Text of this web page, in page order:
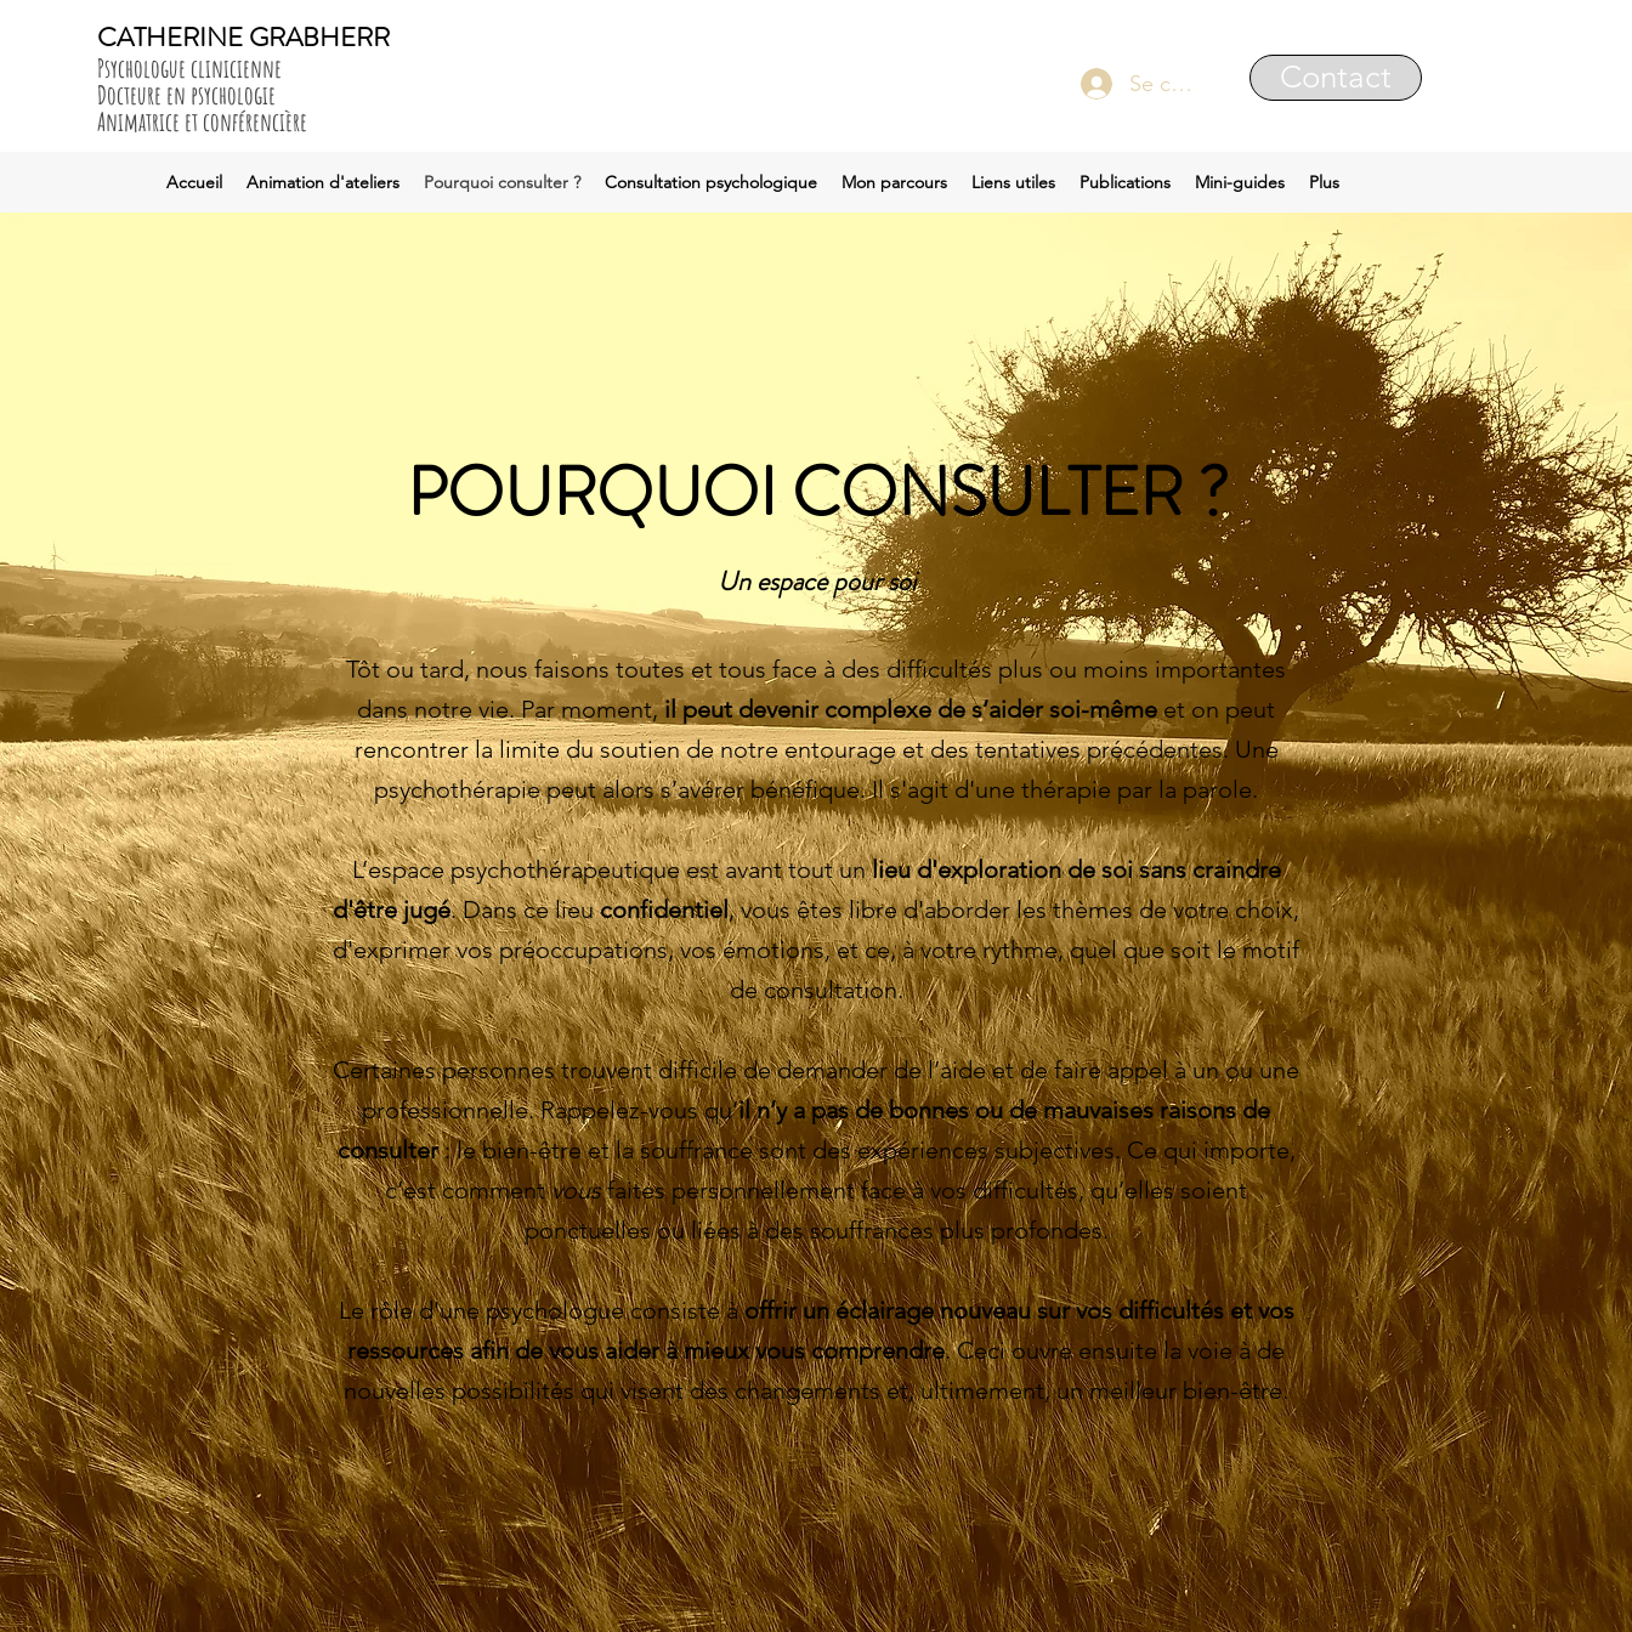
CATHERINE GRABHERR
Psychologue clinicienne
Docteure en psychologie
Animatrice et conférencière
Se connecter Contact
Accueil Animation d'ateliers Pourquoi consulter ? Consultation psychologique Mon parcours Liens utiles Publications Mini-guides Plus
POURQUOI CONSULTER ?
Un espace pour soi
Tôt ou tard, nous faisons toutes et tous face à des difficultés plus ou moins importantes
dans notre vie. Par moment,il peut devenir complexe de s’aider soi-même et on peut
rencontrer la limite du soutien de notre entourage et des tentatives précédentes. Une
psychothérapie peut alors s’avérer bénéfique. Il s'agit d'une thérapie par la parole.
L’espace psychothérapeutique est avant tout unlieu d'exploration de soi sans craindre
d'être jugé. Dans ce lieuconfidentiel, vous êtes libre d'aborder les thèmes de votre choix,
d'exprimer vos préoccupations, vos émotions, et ce, à votre rythme, quel que soit le motif
de consultation.
Certaines personnes trouvent difficile de demander de l’aide et de faire appel à un ou une
professionnelle. Rappelez-vous qu’il n’y a pas de bonnes ou de mauvaises raisons de
consulter: le bien-être et la souffrance sont des expériences subjectives. Ce qui importe,
c’est commentvousfaites personnellement face à vos difficultés, qu’elles soient
ponctuelles ou liées à des souffrances plus profondes.
Le rôle d'une psychologue consiste àoffrir un éclairage nouveau sur vos difficultés et vos
ressources afin de vous aider à mieux vous comprendre. Ceci ouvre ensuite la voie à de
nouvelles possibilités qui visent des changements et, ultimement, un meilleur bien-être.